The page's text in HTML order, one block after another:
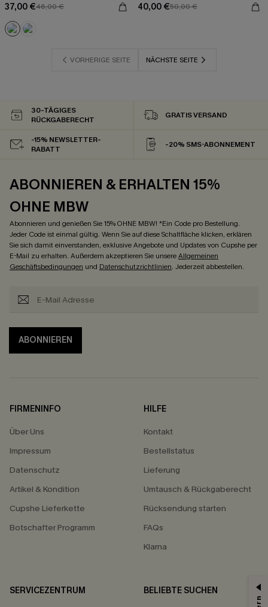
37,00 €46,00 € 40,00 €50,00 €
VORHERIGE SEITE NÄCHSTE SEITE
30-TÄGIGES
RÜCKGABERECHT
GRATIS VERSAND
-15% NEWSLETTER-
RABATT
-20% SMS-ABONNEMENT
ABONNIEREN & ERHALTEN 15%
OHNE MBW
Abonnieren und genießen Sie 15% OHNE MBW! *Ein Code pro Bestellung.
Jeder Code ist einmal gültig. Wenn Sie auf diese Schaltfläche klicken, erklären
Sie sich damit einverstanden, exklusive Angebote und Updates von Cupshe per
E-Mail zu erhalten. Außerdem akzeptieren Sie unsereAllgemeinen
Geschäftsbedingungen und Datenschutzrichtlinien. Jederzeit abbestellen.
ABONNIEREN
FIRMENINFO
Über Uns
Impressum
Datenschutz
Artikel & Kondition
Cupshe Lieferkette
Botschafter Programm
HILFE
Kontakt
Bestellstatus
Lieferung
Umtausch & Rückgaberecht
Rücksendung starten
FAQs
Klarna
SERVICEZENTRUM
BELIEBTE SUCHEN